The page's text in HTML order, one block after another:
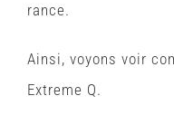
rance.
Ainsi, voyons voir
Extreme Q.